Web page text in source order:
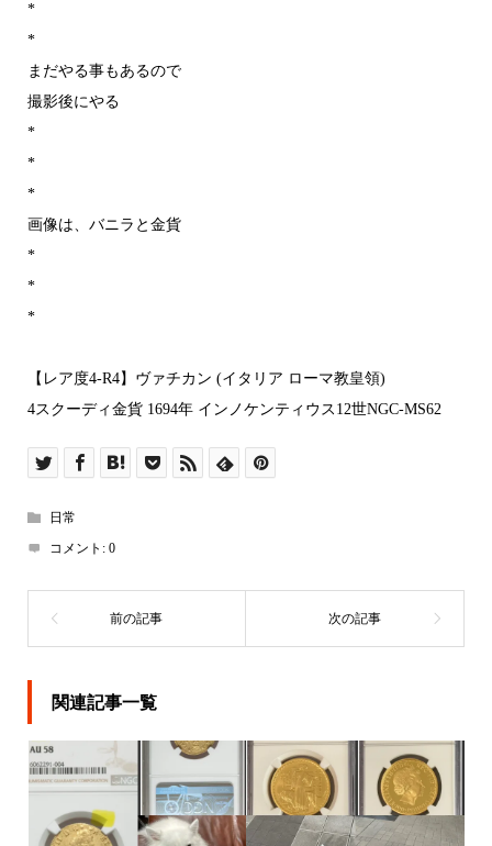
*
*
まだやる事もあるので
撮影後にやる
*
*
*
画像は、バニラと金貨
*
*
*
【レア度4-R4】ヴァチカン (イタリア ローマ教皇領)
4スクーディ金貨 1694年 インノケンティウス12世NGC-MS62
日常
コメント: 0
関連記事一覧